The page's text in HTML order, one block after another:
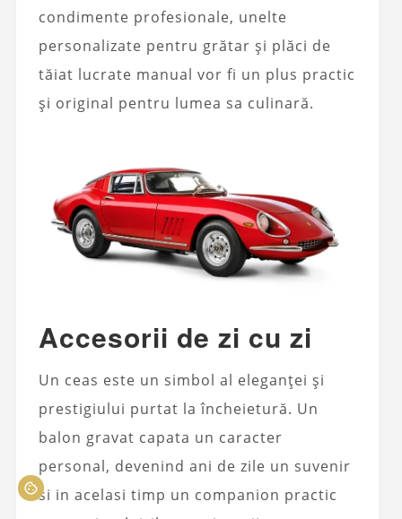
condimente profesionale, unelte
personalizate pentru grătar și plăci de
tăiat lucrate manual vor fi un plus practic
și original pentru lumea sa culinară.
Accesorii de zi cu zi
Un ceas este un simbol al eleganței și
prestigiului purtat la încheietură. Un
balon gravat capata un caracter
personal, devenind ani de zile un suvenir
si in acelasi timp un companion practic